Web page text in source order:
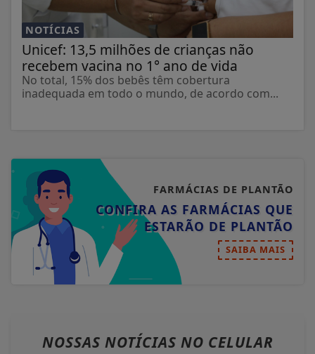
NOTÍCIAS
Unicef: 13,5 milhões de crianças não
recebem vacina no 1° ano de vida
No total, 15% dos bebês têm cobertura
inadequada em todo o mundo, de acordo com...
FARMÁCIAS DE PLANTÃO
CONFIRA AS FARMÁCIAS QUE
ESTARÃO DE PLANTÃO
SAIBA MAIS
NOSSAS NOTÍCIAS NO CELULAR